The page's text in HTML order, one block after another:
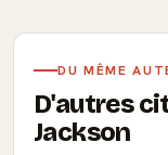
DU MÊME
D'autres
Jackson